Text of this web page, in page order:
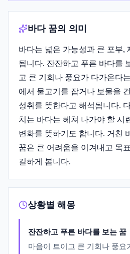
바다 꿈의 의미
바다는 넓은 가능성과 큰 포부,
됩니다. 잔잔하고 푸른 바다를
고 큰 기회나 풍요가 다가온다
에서 물고기를 잡거나 보물을
성취를 뜻한다고 해석됩니다.
치는 바다는 헤쳐 나가야 할 시
변화를 뜻하기도 합니다. 거친
꿈은 큰 어려움을 이겨내고 목
길하게 봅니다.
상황별 해몽
잔잔하고 푸른 바다를 보는 꿈
마음이 트이고 큰 기회나 풍요